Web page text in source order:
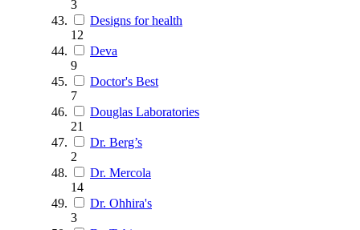
3
Designs for health
12
Deva
9
Doctor's Best
7
Douglas Laboratories
21
Dr. Berg’s
2
Dr. Mercola
14
Dr. Ohhira's
3